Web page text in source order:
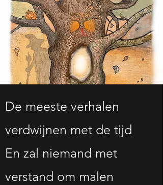
De meeste verhalen
verdwijnen met de tijd
En zal niemand met
verstand om malen